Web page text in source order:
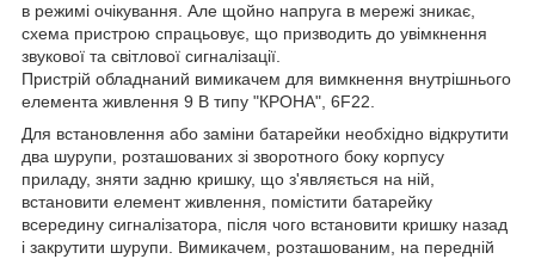
в режимі очікування. Але щойно напруга в мережі зникає,
схема пристрою спрацьовує, що призводить до увімкнення
звукової та світлової сигналізації.
Пристрій обладнаний вимикачем для вимкнення внутрішнього
елемента живлення 9 В типу "КРОНА", 6F22.
Для встановлення або заміни батарейки необхідно відкрутити
два шурупи, розташованих зі зворотного боку корпусу
приладу, зняти задню кришку, що з'являється на ній,
встановити елемент живлення, помістити батарейку
всередину сигналізатора, після чого встановити кришку назад
і закрутити шурупи. Вимикачем, розташованим, на передній